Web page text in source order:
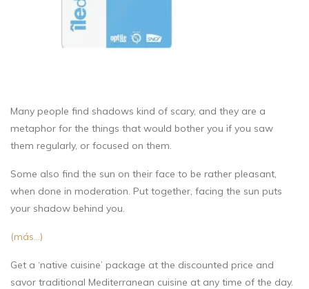
Many people find shadows kind of scary, and they are a
metaphor for the things that would bother you if you saw
them regularly, or focused on them.
Some also find the sun on their face to be rather pleasant,
when done in moderation. Put together, facing the sun puts
your shadow behind you.
(más…)
Get a ‘native cuisine’ package at the discounted price and
savor traditional Mediterranean cuisine at any time of the day.